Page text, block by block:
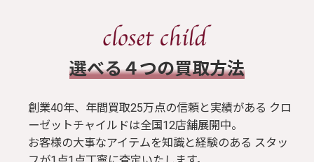
​選べる４つの買取方法
創業40年、年間買取25万点の信頼と実績がある クロ
ーゼットチャイルドは全国12店舗展開中。
お客様の大事なアイテムを知識と経験のある スタッ